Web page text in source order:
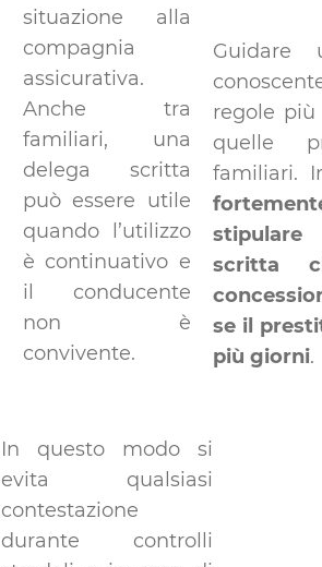
situazione alla
compagnia
assicurativa.
Anche tra
familiari, una
delega scritta
può essere utile
quando l’utilizzo
è continuativo e
il conducente
non è
convivente.
In questo modo si
evita qualsiasi
contestazione
durante controlli
Guidare
regole
quelle
familiari.
scritta
se il
più giorni.